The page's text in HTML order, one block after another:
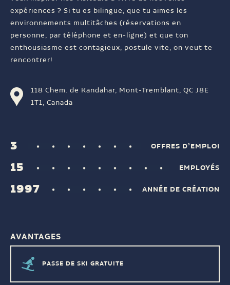
expériences ? Si tu es bilingue, que tu aimes les
environnements multitâches (réservations en
personne, par téléphone et en-ligne) et que ton
enthousiasme est contagieux, postule vite, on veut te
rencontrer!
118 Chem. de Kandahar, Mont-Tremblant, QC J8E
1T1, Canada
3 OFFRES D’EMPLOI
15 EMPLOYÉS
1997 ANNÉE DE CRÉATION
AVANTAGES
PASSE DE SKI GRATUITE